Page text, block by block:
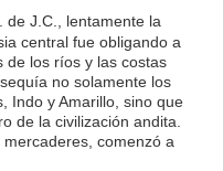
J.C., lentamente la
central fue obligando a
de los ríos y las costas
no solamente los
Indo y Amarillo, sino que
de la civilización andita.
comenzó a